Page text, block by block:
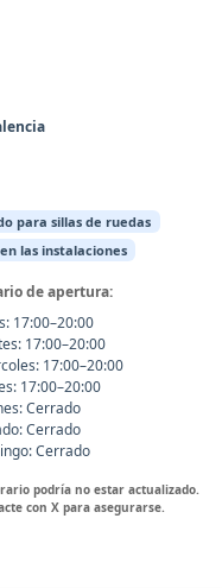
para sillas de ruedas
las instalaciones
de apertura:
17:00–20:00
17:00–20:00
17:00–20:00
17:00–20:00
Cerrado
Cerrado
Cerrado
podría no estar actualizado.
con X para asegurarse.